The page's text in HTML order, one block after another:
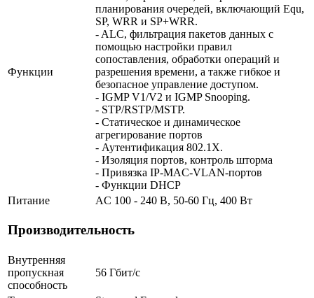
Функции
планирования очередей, включающий Equ,
SP, WRR и SP+WRR.
- ALC, фильтрация пакетов данных с
помощью настройки правил
сопоставления, обработки операций и
разрешения времени, а также гибкое и
безопасное управление доступом.
- IGMP V1/V2 и IGMP Snooping.
- STP/RSTP/MSTP.
- Статическое и динамическое
агрегирование портов
- Аутентификация 802.1X.
- Изоляция портов, контроль шторма
- Привязка IP-MAC-VLAN-портов
- Функции DHCP
Питание
AC 100 - 240 В, 50-60 Гц, 400 Вт
Производительность
Внутренняя
пропускная
способность
56 Гбит/с